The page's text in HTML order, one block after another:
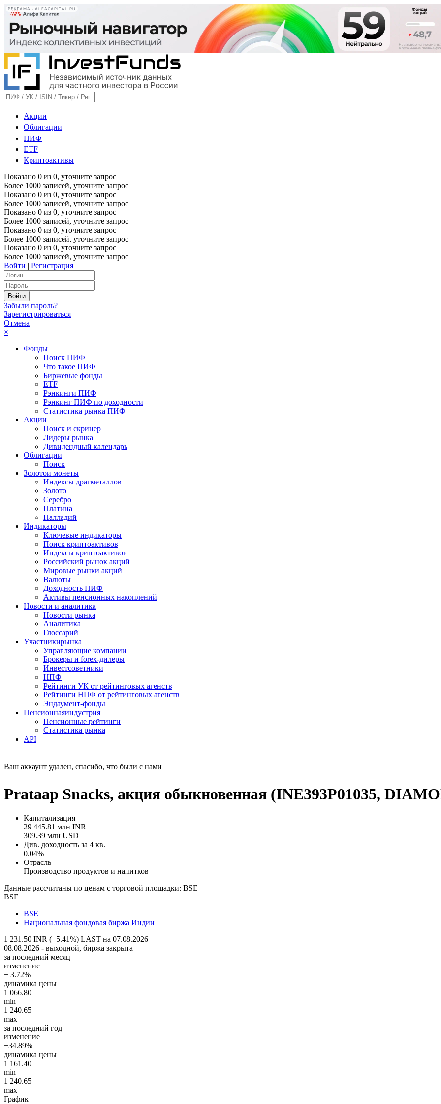
РЕКЛАМА • ALFACAPITAL.RU
Акции
Облигации
ПИФ
ETF
Криптоактивы
Показано 0 из 0, уточните запрос
Более 1000 записей, уточните запрос
Показано 0 из 0, уточните запрос
Более 1000 записей, уточните запрос
Показано 0 из 0, уточните запрос
Более 1000 записей, уточните запрос
Показано 0 из 0, уточните запрос
Более 1000 записей, уточните запрос
Показано 0 из 0, уточните запрос
Более 1000 записей, уточните запрос
Войти | Регистрация
Забыли пароль?
Зарегистрироваться
Отмена
×
Фонды
Поиск ПИФ
Что такое ПИФ
Биржевые фонды
ETF
Рэнкинги ПИФ
Рэнкинг ПИФ по доходности
Статистика рынка ПИФ
Акции
Поиск и скринер
Лидеры рынка
Дивидендный календарь
Облигации
Поиск
Золотои монеты
Индексы драгметаллов
Золото
Серебро
Платина
Палладий
Индикаторы
Ключевые индикаторы
Поиск криптоактивов
Индексы криптоактивов
Российский рынок акций
Мировые рынки акций
Валюты
Доходность ПИФ
Активы пенсионных накоплений
Новости и аналитика
Новости рынка
Аналитика
Глоссарий
Участникирынка
Управляющие компании
Брокеры и forex-дилеры
Инвестсоветники
НПФ
Рейтинги УК от рейтинговых агенств
Рейтинги НПФ от рейтинговых агенств
Эндаумент-фонды
Пенсионнаяиндустрия
Пенсионные рейтинги
Статистика рынка
API
Ваш аккаунт удален, спасибо, что были с нами
Prataap Snacks, акция обыкновенная (INE393P01035,
Капитализация
29 445.81 млн INR
309.39 млн USD
Див. доходность за 4 кв.
0.04%
Отрасль
Производство продуктов и напитков
Данные рассчитаны по ценам с торговой площадки: BSE
BSE
BSE
Национальная фондовая биржа Индии
1 231.50 INR (+5.41%) LAST на 07.08.2026
08.08.2026 - выходной, биржа закрыта
за последний месяц
изменение
+ 3.72%
динамика цены
1 066.80
min
1 240.65
max
за последний год
изменение
+34.89%
динамика цены
1 161.40
min
1 240.65
max
График